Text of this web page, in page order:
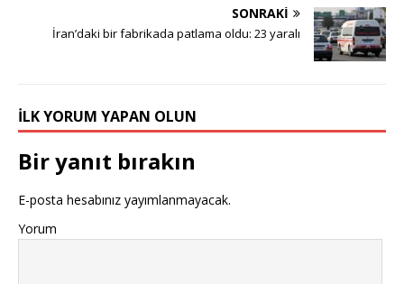
SONRAKI
İran’daki bir fabrikada patlama oldu: 23 yaralı
İLK YORUM YAPAN OLUN
Bir yanıt bırakın
E-posta hesabınız yayımlanmayacak.
Yorum